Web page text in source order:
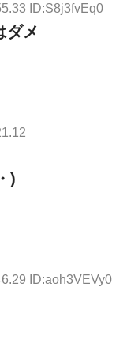
ID:S8j3fvEq0
ダメ
)
ID:aoh3VEVy0